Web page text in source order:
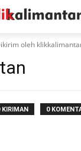
oleh
KIRIMAN 0